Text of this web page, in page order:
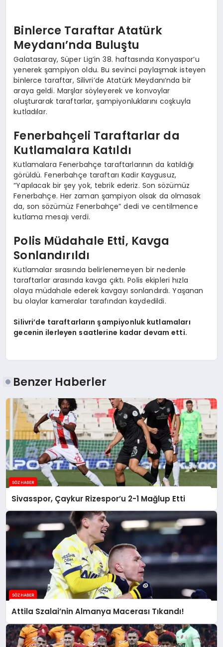
Binlerce Taraftar Atatürk
Meydanı’nda Buluştu
Galatasaray, Süper Lig’in 38. haftasında Konyaspor’u
yenerek şampiyon oldu. Bu sevinci paylaşmak isteyen
binlerce taraftar, Silivri’de Atatürk Meydanı’nda bir
araya geldi. Marşlar söyleyerek ve konvoylar
oluşturarak taraftarlar, şampiyonluklarını coşkuyla
kutladılar.
Fenerbahçeli Taraftarlar da
Kutlamalara Katıldı
Kutlamalara Fenerbahçe taraftarlarının da katıldığı
görüldü. Fenerbahçe taraftarı Kadir Kaygusuz,
“Yapılacak bir şey yok, tebrik ederiz. Son sözümüz
Fenerbahçe. Her zaman şampiyon olsak da olmasak
da, son sözümüz Fenerbahçe” dedi ve centilmence
kutlama mesajı verdi.
Polis Müdahale Etti, Kavga
Sonlandırıldı
Kutlamalar sırasında belirlenemeyen bir nedenle
taraftarlar arasında kavga çıktı. Polis ekipleri hızla
olaya müdahale ederek kavgayı sonlandırdı. Yaşanan
bu olaylar kameralar tarafından kaydedildi.
Silivri’de taraftarların şampiyonluk kutlamaları
gecenin ilerleyen saatlerine kadar devam etti.
Benzer Haberler
Sivasspor, Çaykur Rizespor’u 2-1 Mağlup Etti
Attila Szalai’nin Almanya Macerası Tıkandı!